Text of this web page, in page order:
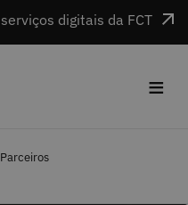
serviços digitais da FCT
≡
Parceiros